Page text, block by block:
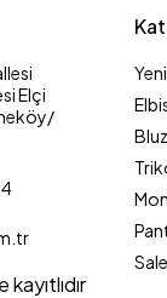
Elçi
Bluz
Sale